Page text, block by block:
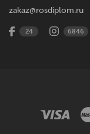
zakaz@rosdiplom.ru
24 6846